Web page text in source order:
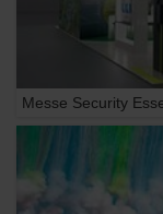
Messe Security